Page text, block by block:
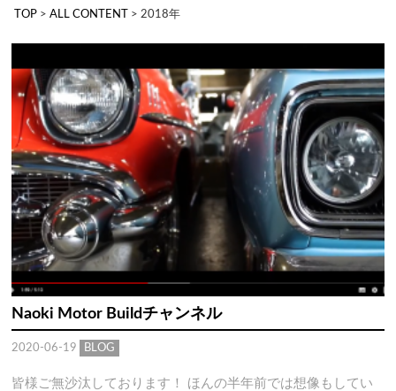
TOP >ALL CONTENT >2018年
Naoki Motor Buildチャンネル
2020-06-19 BLOG
皆様ご無沙汰しております！ ほんの半年前では想像もしてい